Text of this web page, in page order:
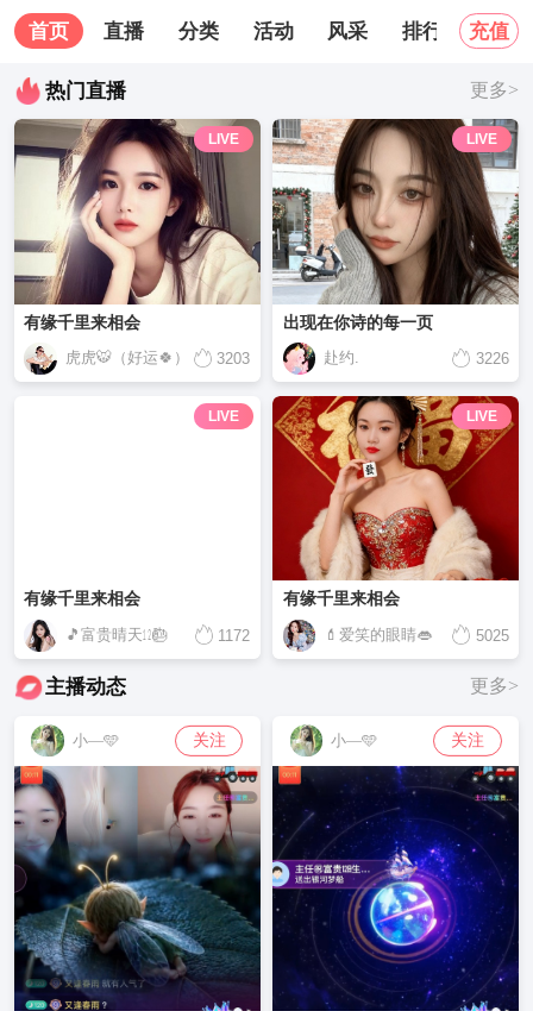
充值
首页 直播 分类 活动 风采 排行榜 关
热门直播 更多>
LIVE
有缘千里来相会
虎虎🐯（好运🍀） 3203
LIVE
出现在你诗的每一页
赴约. 3226
LIVE
有缘千里来相会
🎵富贵晴天㏫🎂 1172
LIVE
有缘千里来相会
💄爱笑的眼睛👄 5025
主播动态 更多>
小—🩵 关注 小—🩵 关注